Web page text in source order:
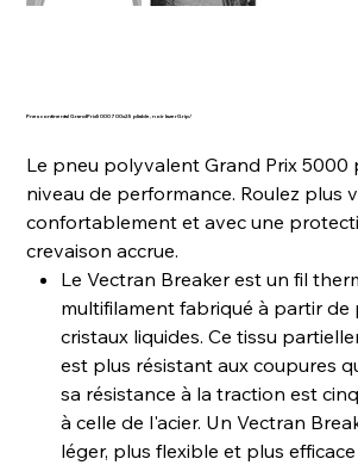
Pneu continental GrandPrix5000 700x25 pliable, noir lazerGrip/
Le pneu polyvalent Grand Prix 5000
niveau de performance. Roulez plus
confortablement et avec une
crevaison accrue.
Le Vectran Breaker est un fil
multifilament fabriqué à partir de
cristaux liquides. Ce tissu
est plus résistant aux coupures
sa résistance à la traction est
à celle de l'acier. Un Vectran
léger, plus flexible et plus